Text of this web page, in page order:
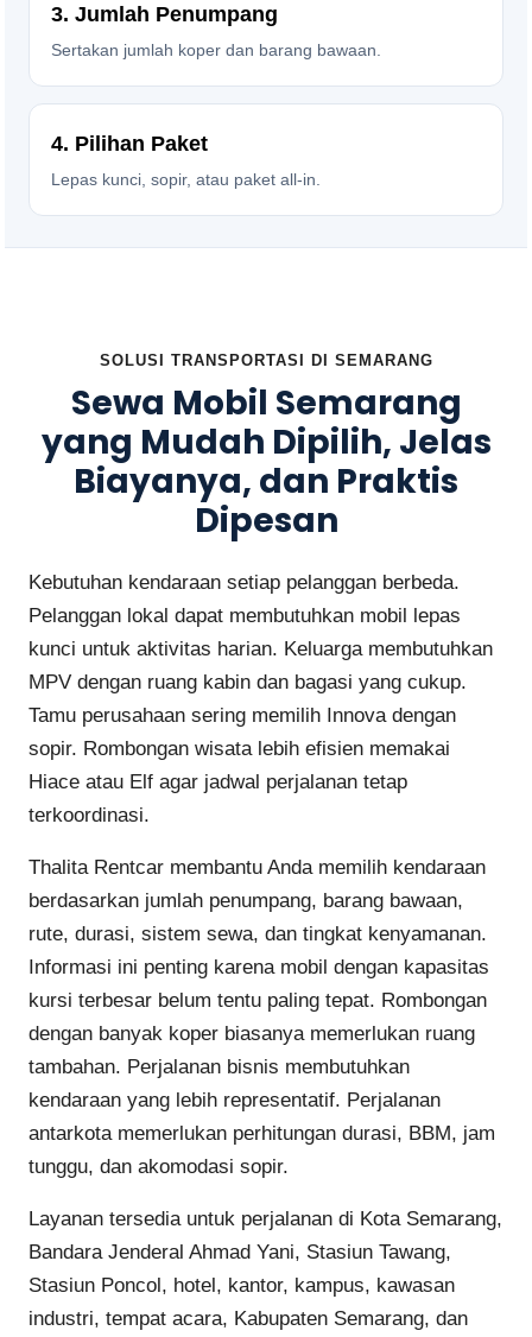
3. Jumlah Penumpang
Sertakan jumlah koper dan barang bawaan.
4. Pilihan Paket
Lepas kunci, sopir, atau paket all-in.
SOLUSI TRANSPORTASI DI SEMARANG
Sewa Mobil Semarang
yang Mudah Dipilih, Jelas
Biayanya, dan Praktis
Dipesan
Kebutuhan kendaraan setiap pelanggan berbeda.
Pelanggan lokal dapat membutuhkan mobil lepas
kunci untuk aktivitas harian. Keluarga membutuhkan
MPV dengan ruang kabin dan bagasi yang cukup.
Tamu perusahaan sering memilih Innova dengan
sopir. Rombongan wisata lebih efisien memakai
Hiace atau Elf agar jadwal perjalanan tetap
terkoordinasi.
Thalita Rentcar membantu Anda memilih kendaraan
berdasarkan jumlah penumpang, barang bawaan,
rute, durasi, sistem sewa, dan tingkat kenyamanan.
Informasi ini penting karena mobil dengan kapasitas
kursi terbesar belum tentu paling tepat. Rombongan
dengan banyak koper biasanya memerlukan ruang
tambahan. Perjalanan bisnis membutuhkan
kendaraan yang lebih representatif. Perjalanan
antarkota memerlukan perhitungan durasi, BBM, jam
tunggu, dan akomodasi sopir.
Layanan tersedia untuk perjalanan di Kota Semarang,
Bandara Jenderal Ahmad Yani, Stasiun Tawang,
Stasiun Poncol, hotel, kantor, kampus, kawasan
industri, tempat acara, Kabupaten Semarang, dan